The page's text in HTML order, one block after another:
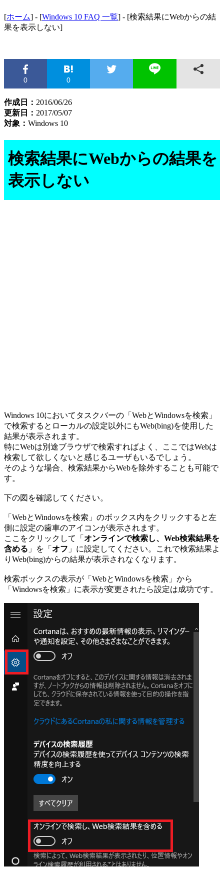
[ホーム] - [Windows 10 FAQ 一覧] - [検索結果にWebからの結
果を表示しない]
0 0
作成日： 2016/06/26
更新日： 2017/05/07
対象： Windows 10
検索結果にWebからの結果を
表示しない
Windows 10においてタスクバーの「WebとWindowsを検索」
で検索するとローカルの設定以外にもWeb(bing)を使用した
結果が表示されます。
特にWebは別途ブラウザで検索すればよく、ここではWebは
検索して欲しくないと感じるユーザもいるでしょう。
そのような場合、検索結果からWebを除外することも可能で
す。
下の図を確認してください。
「WebとWindowsを検索」のボックス内をクリックすると左
側に設定の歯車のアイコンが表示されます。
ここをクリックして「 オンラインで検索し、Web検索結果を
含める 」を「 オフ 」に設定してください。これで検索結果よ
りWeb(bing)からの結果が表示されなくなります。
検索ボックスの表示が「WebとWindowsを検索」から
「Windowsを検索」に表示が変更されたら設定は成功です。